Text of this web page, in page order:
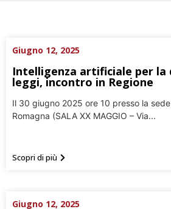
Giugno 12, 2025
Intelligenza artificiale per la
leggi, incontro in Regione
Il 30 giugno 2025 ore 10 presso la
Romagna (SALA XX MAGGIO – Via...
Scopri di più
Giugno 12, 2025